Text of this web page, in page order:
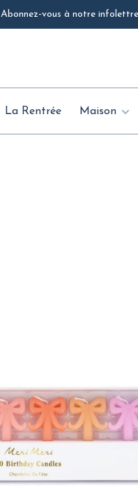
Abonnez-vous à notre
La Rentrée Maison